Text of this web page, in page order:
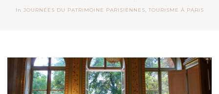
In JOURNÉES DU PATRIMOINE PARISIENNES, TOURISME À PARIS